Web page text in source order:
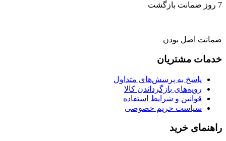
7 روز ضمانت بازگشت
ضمانت اصل بودن
خدمات مشتریان
پاسخ به پرسش‌های متداول
رویه‌های بازگرداندن کالا
قوانین و شرایط استفاده
سیاست حریم خصوصی
راهنمای خرید